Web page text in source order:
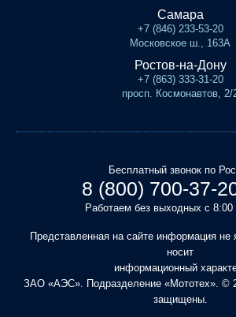
Самара
+7 (846) 233-53-20
Московское ш., 163А
Ростов-на-Дону
+7 (863) 333-31-20
просп. Космонавтов, 2/
Бесплатный звонок по
8 (800) 700-37-
Работаем без выходных с 8:00
Представленная на сайте информация не
носит
информационный
ЗАО «АЭС». Подразделение «Мототех». ©
защищены.